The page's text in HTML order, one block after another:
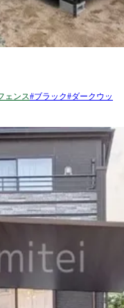
ェンス#ブラック#ダークウッ